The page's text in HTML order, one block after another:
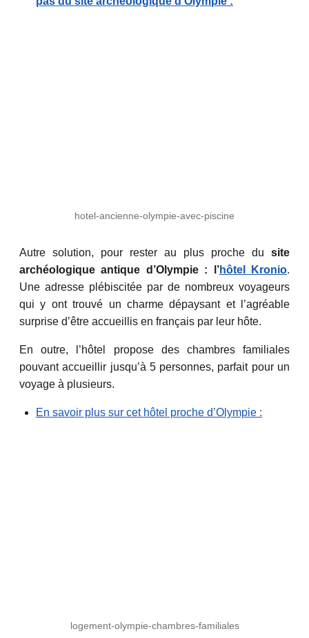
hotel-ancienne-olympie-avec-piscine
Autre solution, pour rester au plus proche du site
archéologique antique d’Olympie : l’hôtel Kronio.
Une adresse plébiscitée par de nombreux voyageurs
qui y ont trouvé un charme dépaysant et l’agréable
surprise d’être accueillis en français par leur hôte.
En outre, l’hôtel propose des chambres familiales
pouvant accueillir jusqu’à 5 personnes, parfait pour un
voyage à plusieurs.
En savoir plus sur cet hôtel proche d’Olympie :
logement-olympie-chambres-familiales